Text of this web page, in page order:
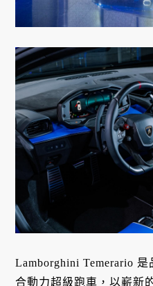
Lamborghini Temerario
合動力超級跑車，以嶄新